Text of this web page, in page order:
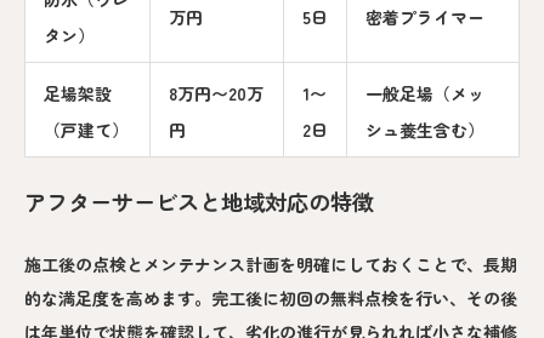
タン）
万円
5日
密着プライマー
足場架設
（戸建て）
8万円〜20万
円
1〜
2日
一般足場（メッ
シュ養生含む）
アフターサービスと地域対応の特徴
施工後の点検とメンテナンス計画を明確にしておくことで、長期
的な満足度を高めます。完工後に初回の無料点検を行い、その後
は年単位で状態を確認して、劣化の進行が見られれば小さな補修